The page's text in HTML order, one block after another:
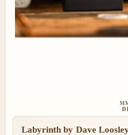
Labyrinth by Dave